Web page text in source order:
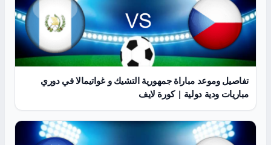
تفاصيل وموعد مباراة جمهورية التشيك و غواتيمالا في دوري
مباريات ودية دولية | كورة لايف